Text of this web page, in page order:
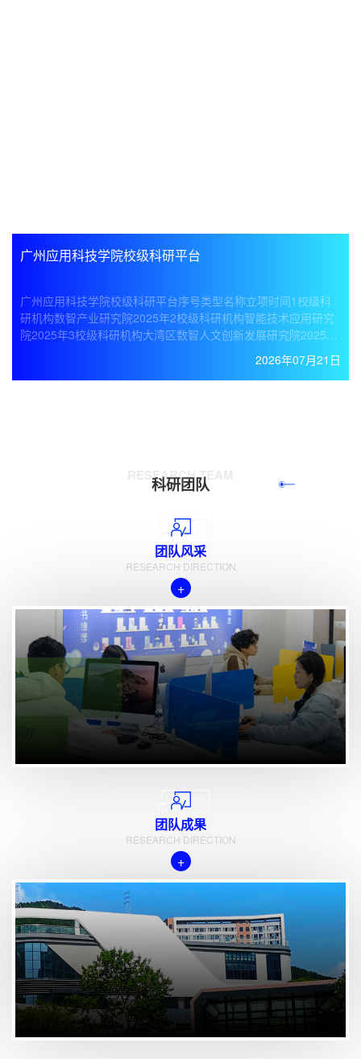
广州应用科技学院校级科研平台
广州应用科技学院校级科研平台序号类型名称立项时间1校级科
研机构数智产业研究院2025年2校级科研机构智能技术应用研究
院2025年3校级科研机构大湾区数智人文创新发展研究院2025年
4校级科研机构数智经济创新与治理研究院2025年5校级科研机构
体育康养研究中心2025年6校级科研机构民办高校思想政治教育
研究中心2025年7校级科研机构粤港澳文学与文化研究中心2025
2026年07月21日
RESEARCH TEAM
科研团队
团队风采
RESEARCH DIRECTION
+
团队成果
RESEARCH DIRECTION
+